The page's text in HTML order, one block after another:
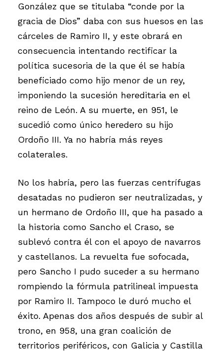
González que se titulaba “conde por la
gracia de Dios” daba con sus huesos en las
cárceles de Ramiro II, y este obrará en
consecuencia intentando rectificar la
política sucesoria de la que él se había
beneficiado como hijo menor de un rey,
imponiendo la sucesión hereditaria en el
reino de León. A su muerte, en 951, le
sucedió como único heredero su hijo
Ordoño III. Ya no habría más reyes
colaterales.
No los habría, pero las fuerzas centrífugas
desatadas no pudieron ser neutralizadas, y
un hermano de Ordoño III, que ha pasado a
la historia como Sancho el Craso, se
sublevó contra él con el apoyo de navarros
y castellanos. La revuelta fue sofocada,
pero Sancho I pudo suceder a su hermano
rompiendo la fórmula patrilineal impuesta
por Ramiro II. Tampoco le duró mucho el
éxito. Apenas dos años después de subir al
trono, en 958, una gran coalición de
territorios periféricos, con Galicia y Castilla